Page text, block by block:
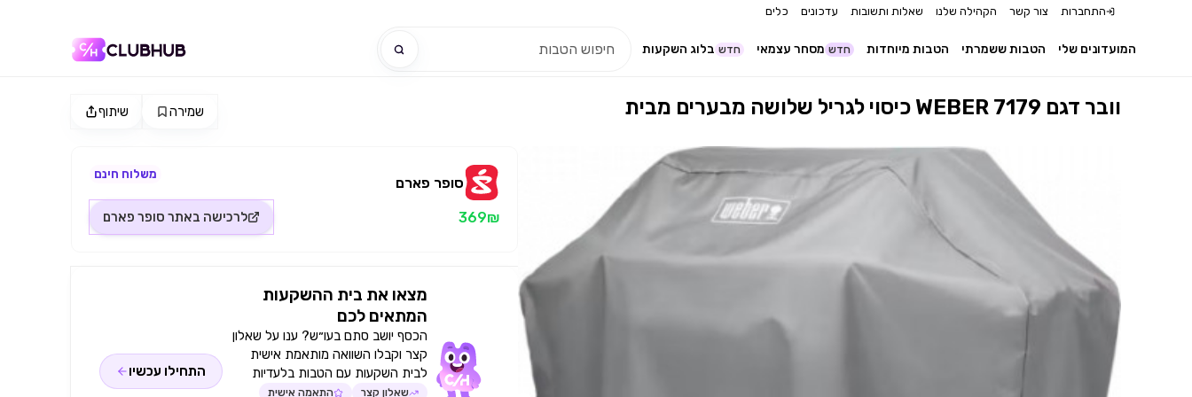
התחברות צור קשר הקהילה שלנו שאלות ותשובות עדכונים כלים
בלוג השקעות חדש מסחר עצמאי חדש הטבות מיוחדות הטבות ששמרתי המועדונים שלי
שיתוף שמירה כיסוי לגריל שלושה מבערים מבית WEBER וובר דגם 7179
סופר פארם משלוח חינם
369₪ לרכישה באתר סופר פארם
מצאו את בית ההשקעות
המתאים לכם
הכסף יושב סתם בעו״ש? ענו על שאלון
קצר וקבלו השוואה מותאמת אישית
לבית השקעות עם הטבות בלעדיות
שאלון קצר
התאמה אישית
התחילו עכשיו